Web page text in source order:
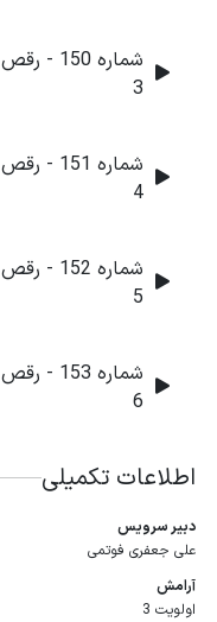
شماره
3
شماره
4
شماره
5
شماره
6
اطلاعات تکمیلی
دبیر سرویس
علی جعفری فوتمی
آرامش
اولویت 3